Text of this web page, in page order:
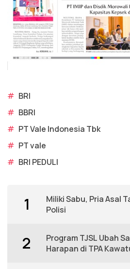
# BRI
# BBRI
# PT Vale Indonesia Tbk
# PT vale
# BRI PEDULI
1
Miliki Sabu, Pria Asal
Polisi
2
Program TJSL Ubah
Harapan di TPA